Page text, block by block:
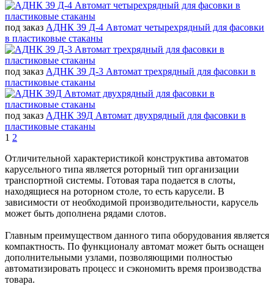
под заказ АДНК 39 Д-4 Автомат четырехрядный для фасовки
в пластиковые стаканы
под заказ АДНК 39 Д-3 Автомат трехрядный для фасовки в
пластиковые стаканы
под заказ АДНК 39Д Автомат двухрядный для фасовки в
пластиковые стаканы
1 2
Отличительной характеристикой конструктива автоматов
карусельного типа является роторный тип организации
транспортной системы. Готовая тара подается в слоты,
находящиеся на роторном столе, то есть карусели. В
зависимости от необходимой производительности, карусель
может быть дополнена рядами слотов.
Главным преимуществом данного типа оборудования является
компактность. По функционалу автомат может быть оснащен
дополнительными узлами, позволяющими полностью
автоматизировать процесс и сэкономить время производства
товара.